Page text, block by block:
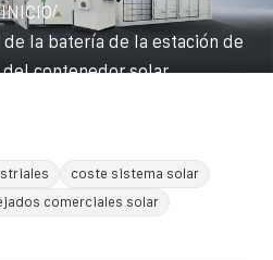
INICIO/
la batería de la estación de
contenedor solar
coste sistema solar
comerciales solar